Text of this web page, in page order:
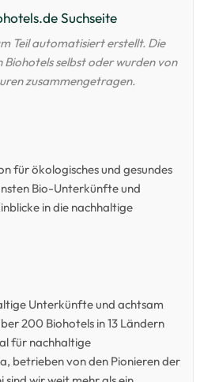
Suchseite
Teil automatisiert erstellt. Die
selbst oder wurden von
zusammengetragen.
für ökologisches und gesundes
Bio-Unterkünfte und
in die nachhaltige
Unterkünfte und achtsam
200 Biohotels in 13 Ländern
für nachhaltige
betrieben von den Pionieren der